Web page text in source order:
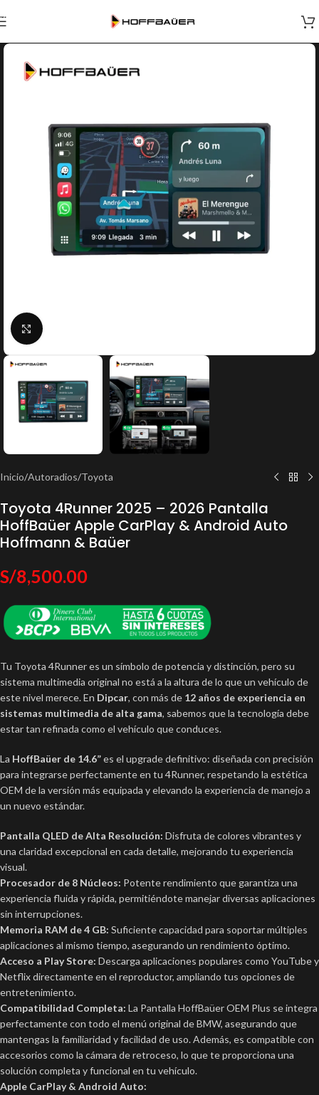
Skip to navigation
Skip to main content
Click to enlarge
Inicio/Autoradios/Toyota
Toyota 4Runner 2025 – 2026 Pantalla
HoffBaüer Apple CarPlay & Android Auto
Hoffmann & Baüer
S/8,500.00
Tu Toyota 4Runner es un símbolo de potencia y distinción, pero su
sistema multimedia original no está a la altura de lo que un vehículo de
este nivel merece. En Dipcar, con más de 12 años de experiencia en
sistemas multimedia de alta gama, sabemos que la tecnología debe
estar tan refinada como el vehículo que conduces.
La HoffBaüer de 14.6”es el upgrade definitivo: diseñada con precisión
para integrarse perfectamente en tu 4Runner, respetando la estética
OEM de la versión más equipada y elevando la experiencia de manejo a
un nuevo estándar.
Pantalla QLED de Alta Resolución: Disfruta de colores vibrantes y
una claridad excepcional en cada detalle, mejorando tu experiencia
visual.
Procesador de 8 Núcleos: Potente rendimiento que garantiza una
experiencia fluida y rápida, permitiéndote manejar diversas aplicaciones
sin interrupciones.
Memoria RAM de 4 GB: Suficiente capacidad para soportar múltiples
aplicaciones al mismo tiempo, asegurando un rendimiento óptimo.
Acceso a Play Store: Descarga aplicaciones populares como YouTube y
Netflix directamente en el reproductor, ampliando tus opciones de
entretenimiento.
Compatibilidad Completa: La Pantalla HoffBaüer OEM Plus se integra
perfectamente con todo el menú original de BMW, asegurando que
mantengas la familiaridad y facilidad de uso. Además, es compatible con
accesorios como la cámara de retroceso, lo que te proporciona una
solución completa y funcional en tu vehículo.
Apple CarPlay & Android Auto: